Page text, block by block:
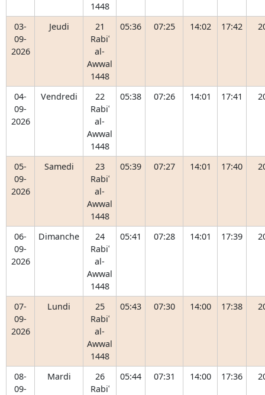
1448
03-
09-
2026
Jeudi
21
Rabiʿ
al-
Awwal
1448
05:36 07:25 14:02 17:42
04-
09-
2026
Vendredi
22
Rabiʿ
al-
Awwal
1448
05:38 07:26 14:01 17:41
05-
09-
2026
Samedi
23
Rabiʿ
al-
Awwal
1448
05:39 07:27 14:01 17:40
06-
09-
2026
Dimanche
24
Rabiʿ
al-
Awwal
1448
05:41 07:28 14:01 17:39
07-
09-
2026
Lundi
25
Rabiʿ
al-
Awwal
1448
05:43 07:30 14:00 17:38
08-
09-
Mardi
26
Rabiʿ
05:44 07:31 14:00 17:36